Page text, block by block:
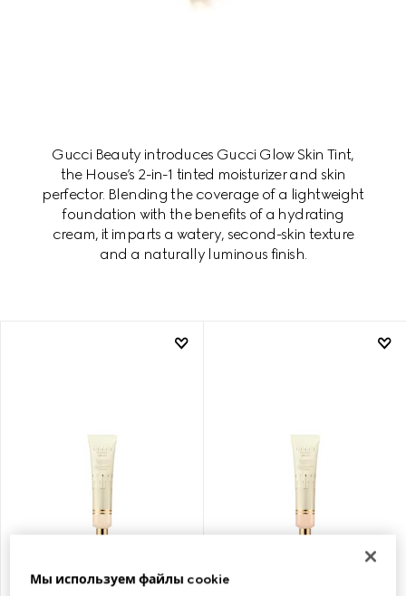
Gucci Beauty introduces Gucci Glow Skin Tint,
the House’s 2-in-1 tinted moisturizer and skin
perfector. Blending the coverage of a lightweight
foundation with the benefits of a hydrating
cream, it imparts a watery, second-skin texture
and a naturally luminous finish.
15, GUCCI GLOW SKIN TINT
Мы используем файлы cookie